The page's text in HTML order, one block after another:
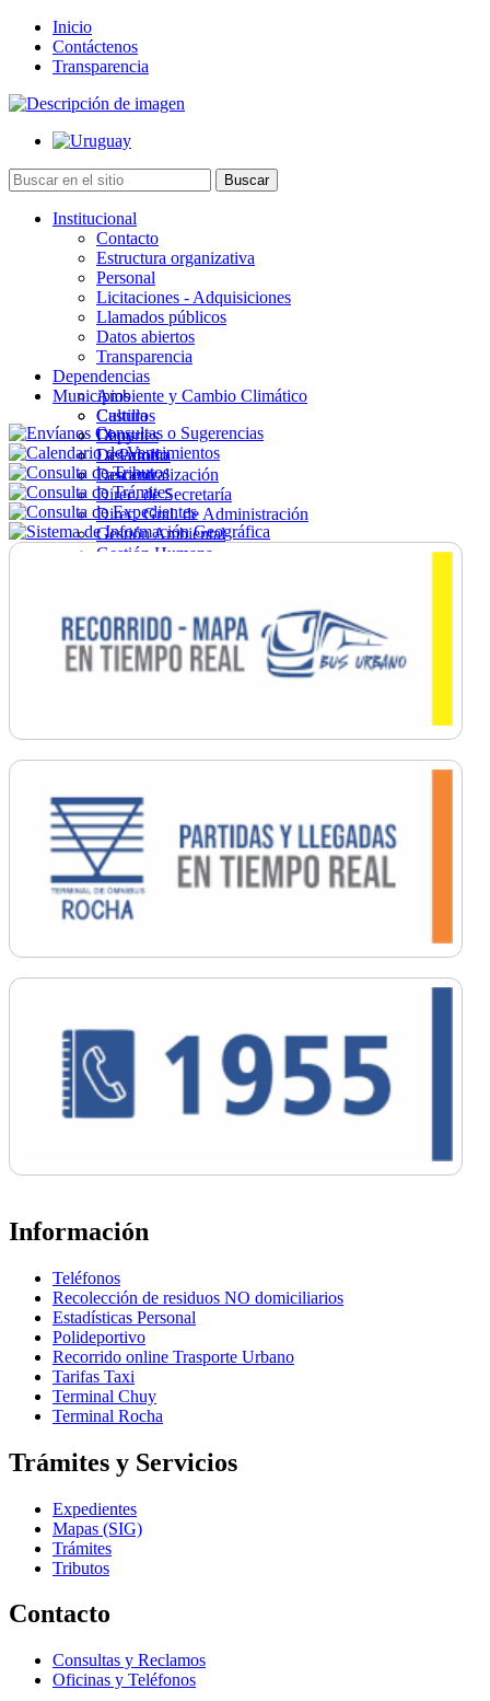
Inicio
Contáctenos
Transparencia
Institucional
Contacto
Estructura organizativa
Personal
Licitaciones - Adquisiciones
Llamados públicos
Datos abiertos
Transparencia
Dependencias
Ambiente y Cambio Climático
Cultura
Deportes
Desarrollo
Descentralización
Direc. de Secretaría
Direc. Gral. de Administración
Gestión Ambiental
Gestión Humana
Ordenamiento
Promoción Social
Salud
Secretaría General
Municipios
Castillos
Chuy
La Paloma
Lascano
Información
Teléfonos
Recolección de residuos NO domiciliarios
Estadísticas Personal
Polideportivo
Recorrido online Trasporte Urbano
Tarifas Taxi
Terminal Chuy
Terminal Rocha
Trámites y Servicios
Expedientes
Mapas (SIG)
Trámites
Tributos
Contacto
Consultas y Reclamos
Oficinas y Teléfonos